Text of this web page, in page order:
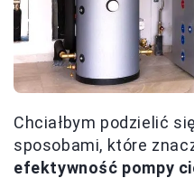
Chciałbym podzielić
sposobami, które
efektywność pompy